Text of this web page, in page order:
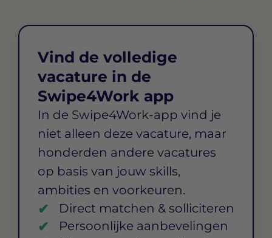
Vind de volledige
vacature in de
Swipe4Work app
In de Swipe4Work-app vind je
niet alleen deze vacature, maar
honderden andere vacatures
op basis van jouw skills,
ambities en voorkeuren.
Direct matchen & solliciteren
Persoonlijke aanbevelingen